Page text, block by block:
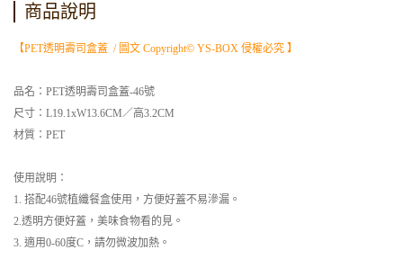
商品說明
【PET透明壽司盒蓋 / 圖文 Copyright© YS-BOX 侵權必究 】
品名：PET透明壽司盒蓋-46號
尺寸：L19.1xW13.6CM／高3.2CM
材質：PET
使用說明：
1. 搭配46號植纖餐盒使用，方便好蓋不易滲漏。
2.透明方便好蓋，美味食物看的見。
3. 適用0-60度C，請勿微波加熱。